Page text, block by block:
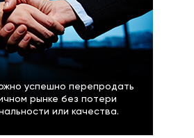
успешно перепродать
рынке без потери
или качества.